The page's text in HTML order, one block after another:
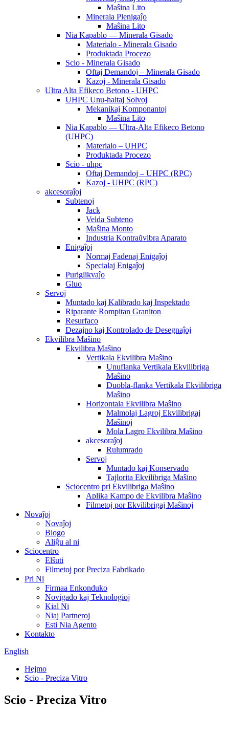
Maŝina Lito
Minerala Plenigaĵo
Maŝina Lito
Nia Kapablo — Minerala Gisado
Materialo - Minerala Gisado
Produktada Procezo
Scio - Minerala Gisado
Oftaj Demandoj – Minerala Gisado
Kazoj - Minerala Gisado
Ultra Alta Efikeco Betono - UHPC
UHPC Unu-haltaj Solvoj
Mekanikaj Komponantoj
Maŝina Lito
Nia Kapablo — Ultra-Alta Efikeco Betono
(UHPC)
Materialo – UHPC
Produktada Procezo
Scio - uhpc
Oftaj Demandoj – UHPC (RPC)
Kazoj - UHPC (RPC)
akcesoraĵoj
Subtenoj
Jack
Velda Subteno
Maŝina Monto
Industria Kontraŭvibra Aparato
Enigaĵoj
Normaj Fadenaj Enigaĵoj
Specialaj Enigaĵoj
Puriglikvaĵo
Gluo
Servoj
Muntado kaj Kalibrado kaj Inspektado
Riparante Rompitan Graniton
Resurfaco
Dezajno kaj Kontrolado de Desegnaĵoj
Ekvilibra Maŝino
Ekvilibra Maŝino
Vertikala Ekvilibra Maŝino
Unuflanka Vertikala Ekvilibriga
Maŝino
Duobla-flanka Vertikala Ekvilibriga
Maŝino
Horizontala Ekvilibra Maŝino
Malmolaj Lagroj Ekvilibrigaj
Maŝinoj
Mola Lagro Ekvilibra Maŝino
akcesoraĵoj
Rulumrado
Servoj
Muntado kaj Konservado
Tajlorita Ekvilibriga Maŝino
Sciocentro pri Ekvilibriga Maŝino
Aplika Kampo de Ekvilibra Maŝino
Filmetoj por Ekvilibrigaj Maŝinoj
Novaĵoj
Novaĵoj
Blogo
Aliĝu al ni
Sciocentro
Elŝuti
Filmetoj por Preciza Fabrikado
Pri Ni
Firmaa Enkonduko
Novigado kaj Teknologioj
Kial Ni
Niaj Partneroj
Esti Nia Agento
Kontakto
English
Hejmo
Scio - Preciza Vitro
Scio - Preciza Vitro